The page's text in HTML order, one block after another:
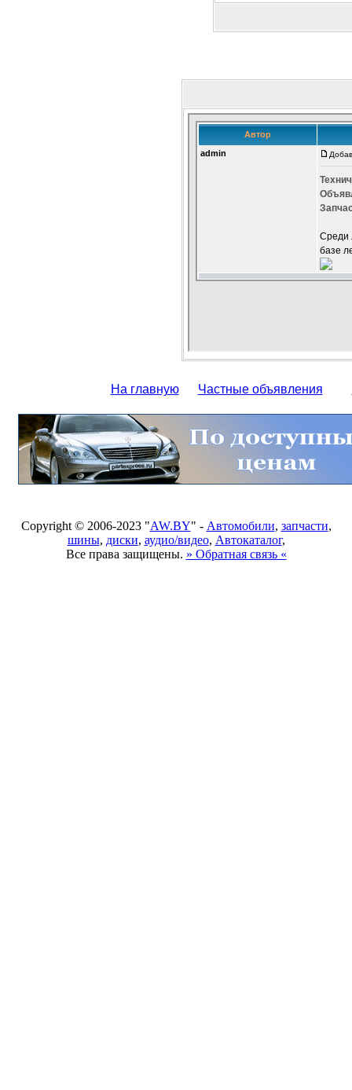
На главную Частные объявления
Copyright © 2006-2023 "AW.BY" - Автомобили, запчасти,
шины, диски, аудио/видео, Автокаталог,
Все права защищены. » Обратная связь «